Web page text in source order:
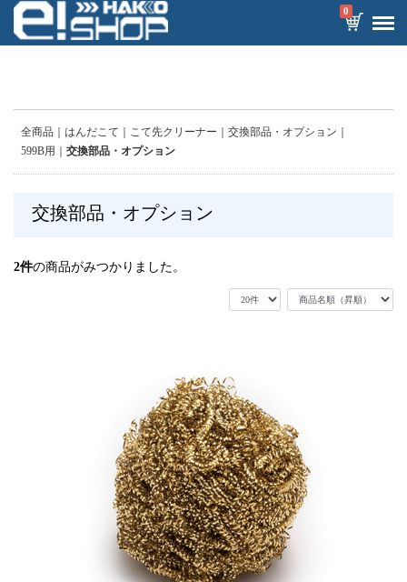
0
全商品 はんだこて こて先クリーナー
交換部品・オプション
599B用
交換部品・オプション
交換部品・オプション
2件の商品がみつかりました。